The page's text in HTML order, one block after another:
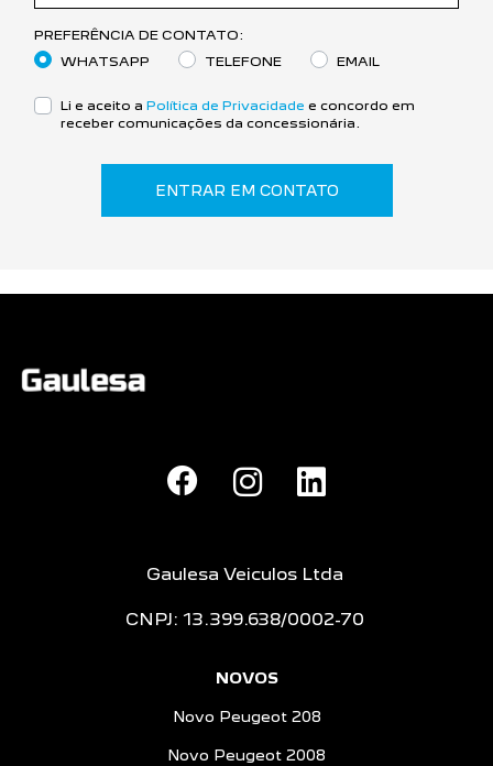
PREFERÊNCIA DE CONTATO:
WHATSAPP
TELEFONE EMAIL
Li e aceito a Política de Privacidade e concordo em
receber comunicações da concessionária.
ENTRAR EM CONTATO
Gaulesa Veiculos Ltda
CNPJ: 13.399.638/0002-70
NOVOS
Novo Peugeot 208
Novo Peugeot 2008